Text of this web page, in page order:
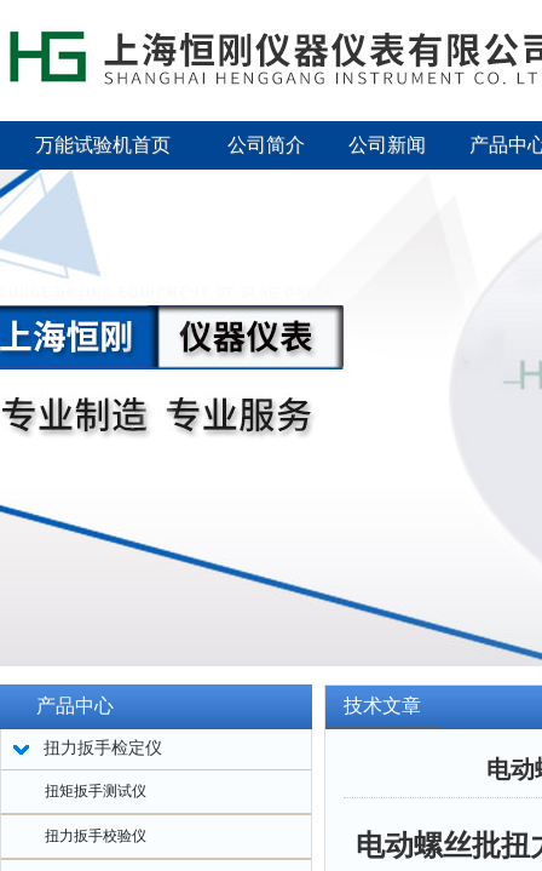
万能试验机首页 公司简介 公司新闻 产品中
产品中心
扭力扳手检定仪
扭矩扳手测试仪
扭力扳手校验仪
技术文章
电动
电动螺丝批扭